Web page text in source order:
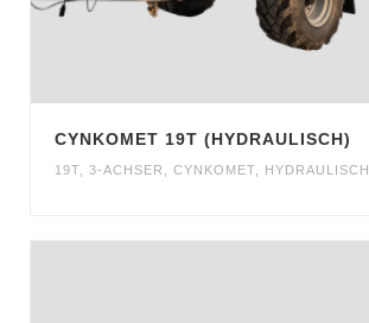
CYNKOMET 19T (HYDRAULISCH)
19T 3-ACHSER CYNKOMET HYDRAULISCH